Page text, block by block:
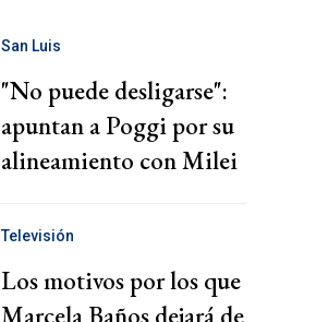
San Luis
"No puede desligarse":
apuntan a Poggi por su
alineamiento con Milei
Televisión
Los motivos por los que